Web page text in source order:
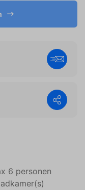
6 personen
en relevant zijn
advertenties